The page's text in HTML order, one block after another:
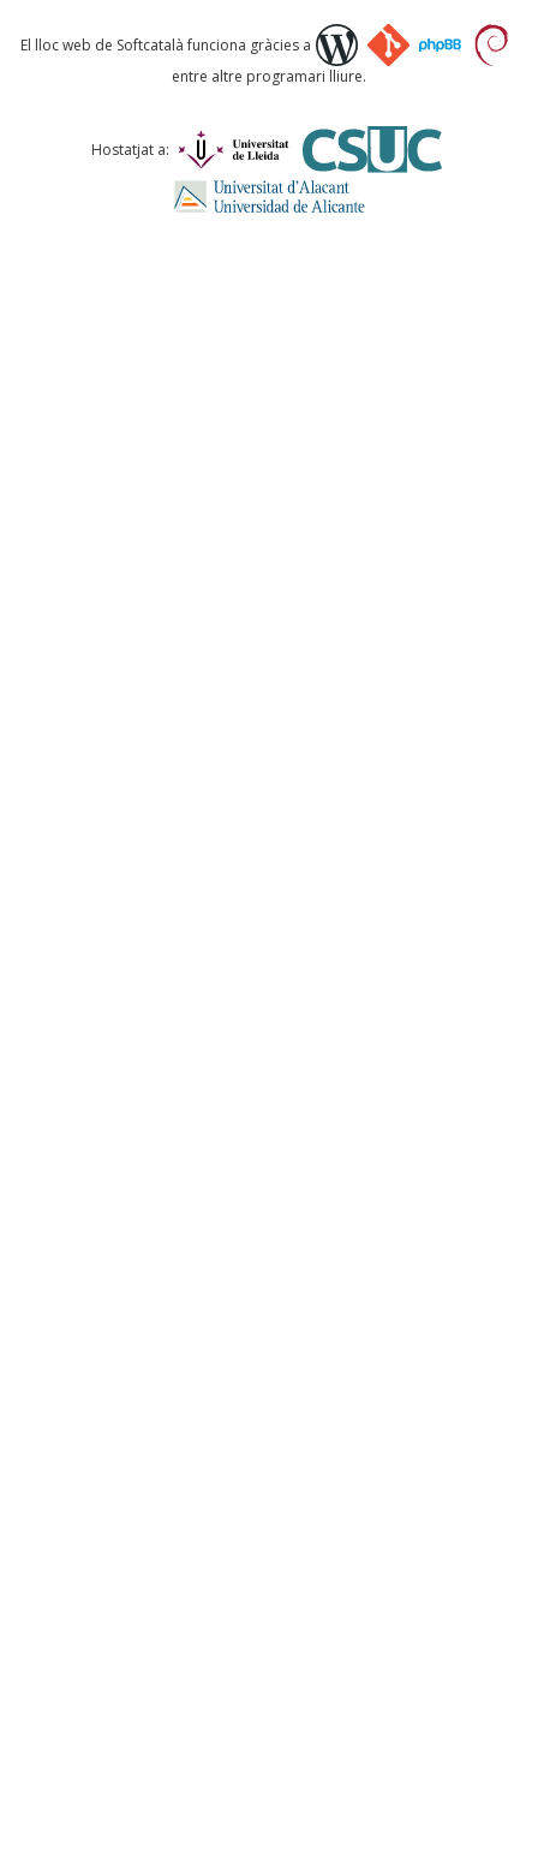
Què proposeu?
Comentari *
El lloc web de Softcatalà funciona gràcies a
entre altre programari lliure.
Hostatjat a: